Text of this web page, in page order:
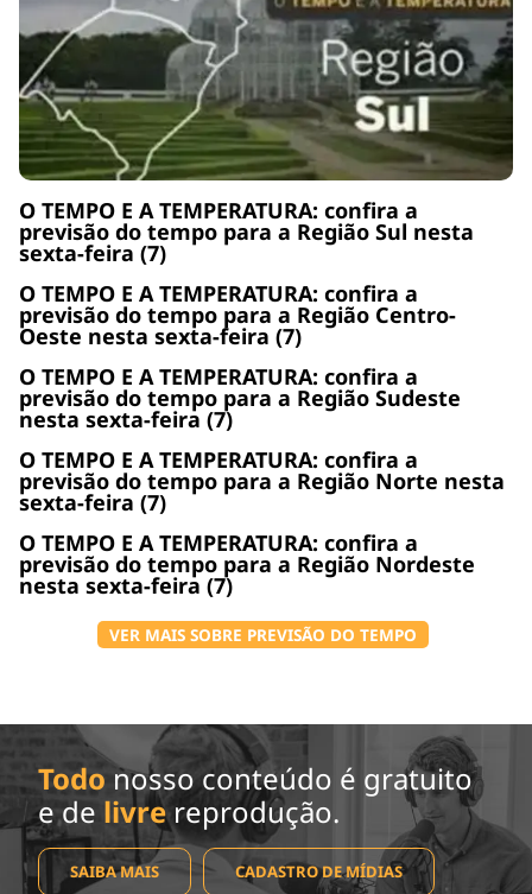
O TEMPO E A TEMPERATURA: confira a
previsão do tempo para a Região Sul nesta
sexta-feira (7)
O TEMPO E A TEMPERATURA: confira a
previsão do tempo para a Região Centro-
Oeste nesta sexta-feira (7)
O TEMPO E A TEMPERATURA: confira a
previsão do tempo para a Região Sudeste
nesta sexta-feira (7)
O TEMPO E A TEMPERATURA: confira a
previsão do tempo para a Região Norte nesta
sexta-feira (7)
O TEMPO E A TEMPERATURA: confira a
previsão do tempo para a Região Nordeste
nesta sexta-feira (7)
VER MAIS SOBRE PREVISÃO DO TEMPO
Todo nosso conteúdo é gratuito
e de livrereprodução.
SAIBA MAIS CADASTRO DE MÍDIAS